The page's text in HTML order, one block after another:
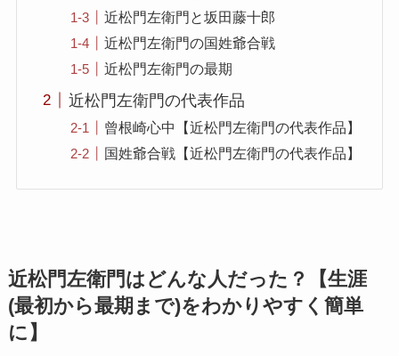
近松門左衛門と坂田藤十郎
近松門左衛門の国姓爺合戦
近松門左衛門の最期
近松門左衛門の代表作品
曾根崎心中【近松門左衛門の代表作品】
国姓爺合戦【近松門左衛門の代表作品】
近松門左衛門はどんな人だった？【生涯
(最初から最期まで)をわかりやすく簡単
に】